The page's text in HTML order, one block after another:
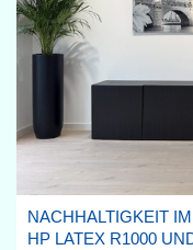
NACHHALTIGKEIT
HP LATEX R1000